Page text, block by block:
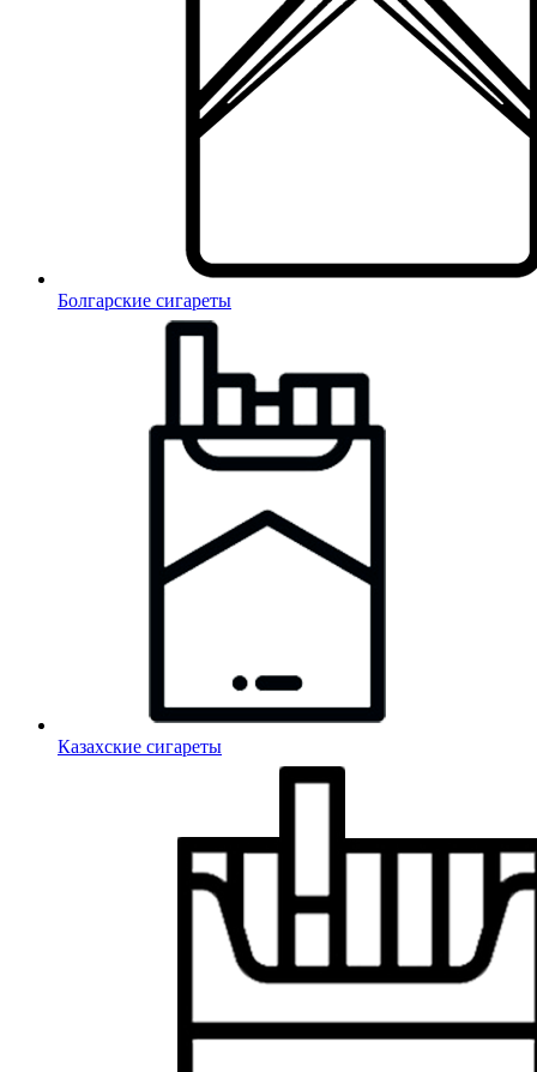
Болгарские сигареты
Казахские сигареты